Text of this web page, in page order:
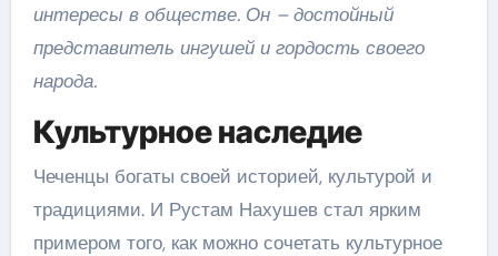
интересы в обществе. Он – достойный
представитель ингушей и гордость своего
народа.
Культурное наследие
Чеченцы богаты своей историей, культурой и
традициями. И Рустам Нахушев стал ярким
примером того, как можно сочетать культурное